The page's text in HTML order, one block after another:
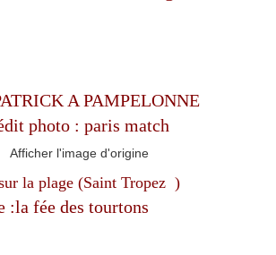
A PAMPELONNE
photo : paris match
la plage (Saint Tropez )
:la fée des tourtons